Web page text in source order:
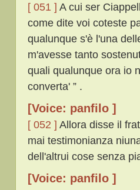
[ 051 ] A cui ser
come dite voi coteste
qualunque s'è l'una
m'avesse tanto
quali qualunque ora io
converta' ” .
[Voice: panfilo ]
[ 052 ] Allora disse il
mai testimonianza
dell'altrui cose senza
[Voice: panfilo ]